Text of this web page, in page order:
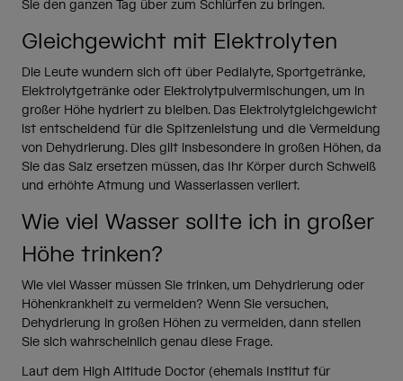
Sie den ganzen Tag über zum Schlürfen zu bringen.
Gleichgewicht mit Elektrolyten
Die Leute wundern sich oft über Pedialyte, Sportgetränke,
Elektrolytgetränke oder Elektrolytpulvermischungen, um in
großer Höhe hydriert zu bleiben. Das Elektrolytgleichgewicht
ist entscheidend für die Spitzenleistung und die Vermeidung
von Dehydrierung. Dies gilt insbesondere in großen Höhen, da
Sie das Salz ersetzen müssen, das Ihr Körper durch Schweiß
und erhöhte Atmung und Wasserlassen verliert.
Wie viel Wasser sollte ich in großer
Höhe trinken?
Wie viel Wasser müssen Sie trinken, um Dehydrierung oder
Höhenkrankheit zu vermeiden? Wenn Sie versuchen,
Dehydrierung in großen Höhen zu vermeiden, dann stellen
Sie sich wahrscheinlich genau diese Frage.
Laut dem High Altitude Doctor (ehemals Institut für